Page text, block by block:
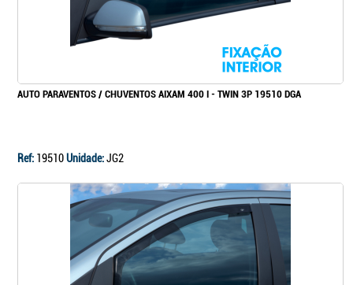
AUTO PARAVENTOS / CHUVENTOS AIXAM 400 I - TWIN 3P 19510 DGA
Ref: 19510Unidade:JG2
Continuar a comprar